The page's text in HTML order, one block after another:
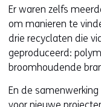
Er waren zelfs
om manieren te
drie recyclaten die
geproduceerd:
broomhoudende
En de